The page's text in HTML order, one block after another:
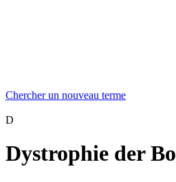
Chercher un nouveau terme
D
Dystrophie der